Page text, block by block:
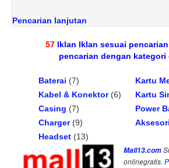
Pencarian lanjutan
57 Iklan Iklan sesuai
pencarian dengan kategori
Baterai (7)
Kabel & Konektor(6)
Casing (7)
Charger(9)
Headset (13)
Kartu
Kartu
Power
Mall13.com
onlinegratis.